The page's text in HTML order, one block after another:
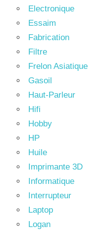
Electronique
Essaim
Fabrication
Filtre
Frelon Asiatique
Gasoil
Haut-Parleur
Hifi
Hobby
HP
Huile
Imprimante 3D
Informatique
Interrupteur
Laptop
Logan